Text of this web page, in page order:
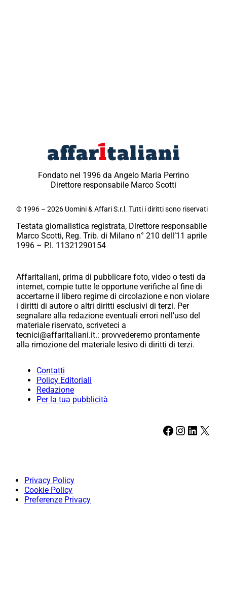
Fondato nel 1996 da Angelo Maria Perrino
Direttore responsabile Marco Scotti
© 1996 – 2026 Uomini & Affari S.r.l. Tutti i diritti sono riservati
Testata giornalistica registrata, Direttore responsabile
Marco Scotti, Reg. Trib. di Milano n° 210 dell’11 aprile
1996 – P.I. 11321290154
Affaritaliani, prima di pubblicare foto, video o testi da
internet, compie tutte le opportune verifiche al fine di
accertarne il libero regime di circolazione e non violare
i diritti di autore o altri diritti esclusivi di terzi. Per
segnalare alla redazione eventuali errori nell’uso del
materiale riservato, scriveteci a
tecnici@affaritaliani.it.: provvederemo prontamente
alla rimozione del materiale lesivo di diritti di terzi.
Contatti
Policy Editoriali
Redazione
Per la tua pubblicità
Facebook Instagram LinkedIn X
Privacy Policy
Cookie Policy
Preferenze Privacy